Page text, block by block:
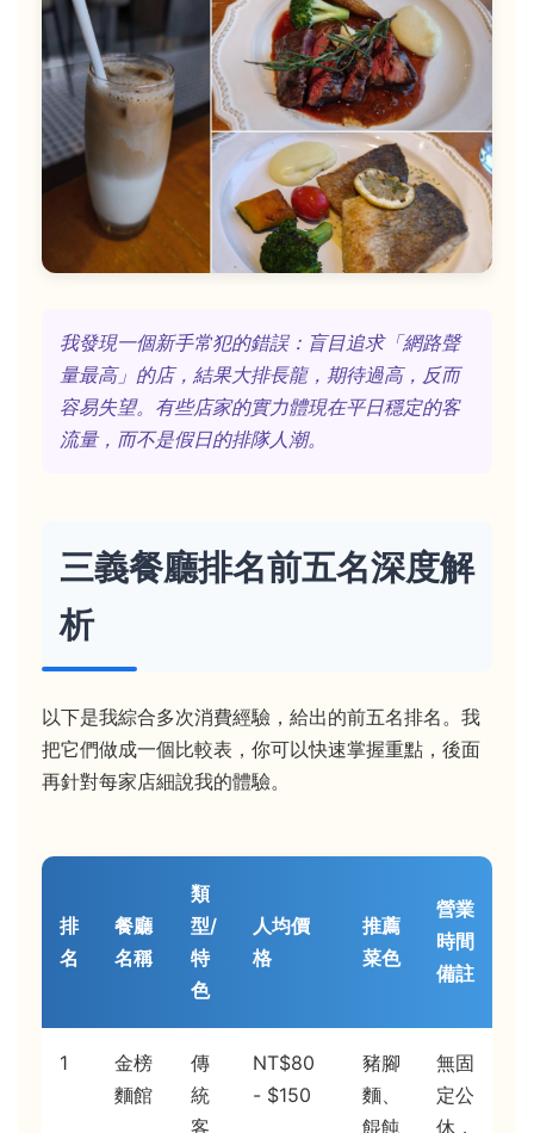
我發現一個新手常犯的錯誤：盲目追求「網路聲
量最高」的店，結果大排長龍，期待過高，反而
容易失望。有些店家的實力體現在平日穩定的客
流量，而不是假日的排隊人潮。
三義餐廳排名前五名深度解
析
以下是我綜合多次消費經驗，給出的前五名排名。我
把它們做成一個比較表，你可以快速掌握重點，後面
再針對每家店細說我的體驗。
排
名
餐廳
名稱
類
型/
特
色
人均價
格
推薦
菜色
營業
時間
備註
1
金榜
麵館
傳
統
客
NT$80
- $150
豬腳
麵、
餛飩
無固
定公
休，